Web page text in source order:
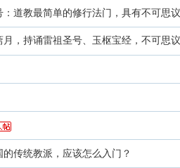
：道教最简单的修行法门，具有不可思
月，持诵雷祖圣号、玉枢宝经，不可思
传统教派，应该怎么入门？